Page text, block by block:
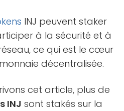
INJ peuvent staker
à la sécurité et à
ce qui est le cœur
décentralisée.
cet article, plus de
INJ sont stakés sur la